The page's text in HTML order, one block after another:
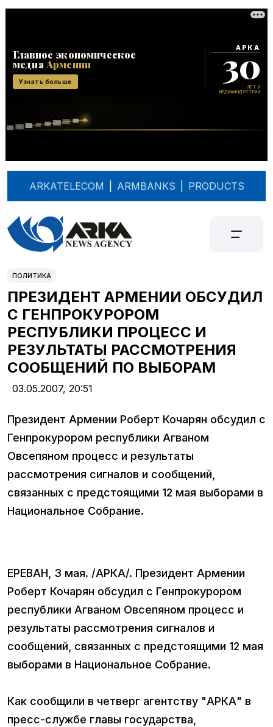
ARKATELECOM ARMBANKS PRODUCTS
ПОЛИТИКА
ПРЕЗИДЕНТ АРМЕНИИ ОБСУДИЛ
С ГЕНПРОКУРОРОМ
РЕСПУБЛИКИ ПРОЦЕСС И
РЕЗУЛЬТАТЫ РАССМОТРЕНИЯ
СООБЩЕНИЙ ПО ВЫБОРАМ
03.05.2007, 20:51
Президент Армении Роберт Кочарян обсудил с
Генпрокурором республики Агваном
Овсепяном процесс и результаты
рассмотрения сигналов и сообщений,
связанных с предстоящими 12 мая выборами в
Национальное Собрание.
ЕРЕВАН, 3 мая. /АРКА/. Президент Армении
Роберт Кочарян обсудил с Генпрокурором
республики Агваном Овсепяном процесс и
результаты рассмотрения сигналов и
сообщений, связанных с предстоящими 12 мая
выборами в Национальное Собрание.
Как сообщили в четверг агентству "АРКА" в
пресс-службе главы государства,